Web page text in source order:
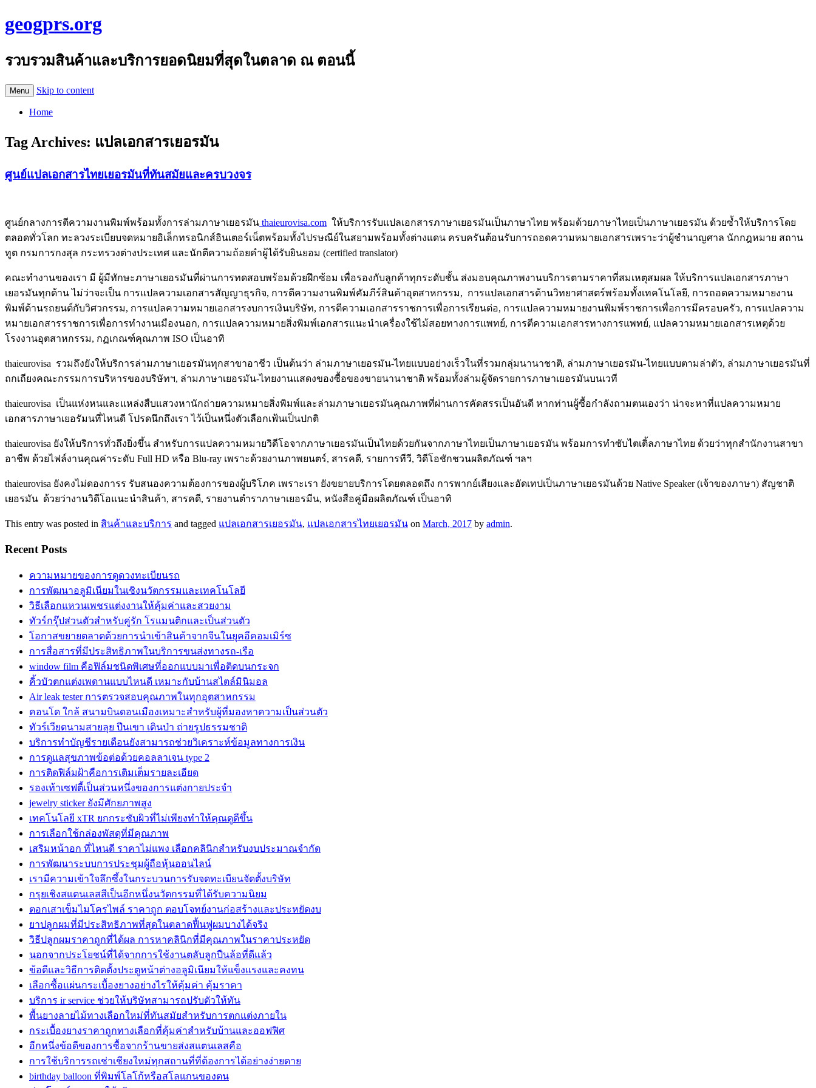
geogprs.org
รวบรวมสินค้าและบริการยอดนิยมที่สุดในตลาด ณ ตอนนี้
Menu Skip to content
Home
Tag Archives: แปลเอกสารเยอรมัน
ศูนย์แปลเอกสารไทยเยอรมันที่ทันสมัยและครบวงจร
ศูนย์กลางการตีความงานพิมพ์พร้อมทั้งการล่ามภาษาเยอรมัน thaieurovisa.com ให้บริการรับแปลเอกสารภาษาเยอรมันเป็นภาษาไทย พร้อมด้วยภาษาไทยเป็นภาษาเยอรมัน ด้วยซ้ำให้บริการโดย
ตลอดทั่วโลก ทะลวงระเบียบจดหมายอิเล็กทรอนิกส์อินเตอร์เน็ตพร้อมทั้งไปรษณีย์ในสยามพร้อมทั้งต่างแดน ครบครันต้อนรับการถอดความหมายเอกสารเพราะว่าผู้ชำนาญศาล นักกฎหมาย สถาน
ทูต กรมการกงสุล กระทรวงต่างประเทศ และนักตีความถ้อยคำผู้ได้รับยินยอม (certified translator)
คณะทำงานของเรา มี ผู้มีทักษะภาษาเยอรมันที่ผ่านการทดสอบพร้อมด้วยฝึกซ้อม เพื่อรองกับลูกค้าทุกระดับชั้น ส่งมอบคุณภาพงานบริการตามราคาที่สมเหตุสมผล ให้บริการแปลเอกสารภาษา
เยอรมันทุกด้าน ไม่ว่าจะเป็น การแปลความเอกสารสัญญาธุรกิจ, การตีความงานพิมพ์คัมภีร์สินค้าอุตสาหกรรม, การแปลเอกสารด้านวิทยาศาสตร์พร้อมทั้งเทคโนโลยี, การถอดความหมายงาน
พิมพ์ด้านรถยนต์กับวิศวกรรม, การแปลความหมายเอกสารงบการเงินบริษัท, การตีความเอกสารราชการเพื่อการเรียนต่อ, การแปลความหมายงานพิมพ์ราชการเพื่อการมีครอบครัว, การแปลความ
หมายเอกสารราชการเพื่อการทำงานเมืองนอก, การแปลความหมายสิ่งพิมพ์เอกสารแนะนำเครื่องใช้ไม้สอยทางการแพทย์, การตีความเอกสารทางการแพทย์, แปลความหมายเอกสารเหตุด้วย
โรงงานอุตสาหกรรม, กฏเกณฑ์คุณภาพ ISO เป็นอาทิ
thaieurovisa รวมถึงยังให้บริการล่ามภาษาเยอรมันทุกสาขาอาชีว เป็นต้นว่า ล่ามภาษาเยอรมัน-ไทยแบบอย่างเร็วในที่รวมกลุ่มนานาชาติ, ล่ามภาษาเยอรมัน-ไทยแบบตามล่าตัว, ล่ามภาษาเยอรมันที่
ถกเถียงคณะกรรมการบริหารของบริษัทฯ, ล่ามภาษาเยอรมัน-ไทยงานแสดงของซื้อของขายนานาชาติ พร้อมทั้งล่ามผู้จัดรายการภาษาเยอรมันบนเวที
thaieurovisa เป็นแห่งหนและแหล่งสืบแสวงหานักถ่ายความหมายสิ่งพิมพ์และล่ามภาษาเยอรมันคุณภาพที่ผ่านการคัดสรรเป็นอันดี หากท่านผู้ซื้อกำลังถามตนเองว่า น่าจะหาที่แปลความหมาย
เอกสารภาษาเยอรัมนที่ไหนดี โปรดนึกถึงเรา ไว้เป็นหนึ่งตัวเลือกเฟ้นเป็นปกติ
thaieurovisa ยังให้บริการทั่วถึงยิ่งขึ้น สำหรับการแปลความหมายวิดีโอจากภาษาเยอรมันเป็นไทยด้วยกันจากภาษาไทยเป็นภาษาเยอรมัน พร้อมการทำซับไตเติ้ลภาษาไทย ด้วยว่าทุกสำนักงานสาขา
อาชีพ ด้วยไฟล์งานคุณค่าระดับ Full HD หรือ Blu-ray เพราะด้วยงานภาพยนตร์, สารคดี, รายการทีวี, วิดีโอชักชวนผลิตภัณฑ์ ฯลฯ
thaieurovisa ยังคงไม่ดองการร รับสนองความต้องการของผู้บริโภค เพราะเรา ยังขยายบริการโดยตลอดถึง การพากย์เสียงและอัดเทปเป็นภาษาเยอรมันด้วย Native Speaker (เจ้าของภาษา) สัญชาติ
เยอรมัน ด้วยว่างานวิดีโอแนะนำสินค้า, สารคดี, รายงานตำราภาษาเยอรมีน, หนังสือคู่มือผลิตภัณฑ์ เป็นอาทิ
This entry was posted in สินค้าและบริการ and tagged แปลเอกสารเยอรมัน, แปลเอกสารไทยเยอรมัน on March, 2017 by admin.
Recent Posts
ความหมายของการดูดวงทะเบียนรถ
การพัฒนาอลูมิเนียมในเชิงนวัตกรรมและเทคโนโลยี
วิธีเลือกแหวนเพชรแต่งงานให้คุ้มค่าและสวยงาม
ทัวร์กรุ๊ปส่วนตัวสำหรับคู่รัก โรแมนติกและเป็นส่วนตัว
โอกาสขยายตลาดด้วยการนำเข้าสินค้าจากจีนในยุคอีคอมเมิร์ซ
การสื่อสารที่มีประสิทธิภาพในบริการขนส่งทางรถ-เรือ
window film คือฟิล์มชนิดพิเศษที่ออกแบบมาเพื่อติดบนกระจก
คิ้วบัวตกแต่งเพดานแบบไหนดี เหมาะกับบ้านสไตล์มินิมอล
Air leak tester การตรวจสอบคุณภาพในทุกอุตสาหกรรม
คอนโด ใกล้ สนามบินดอนเมืองเหมาะสำหรับผู้ที่มองหาความเป็นส่วนตัว
ทัวร์เวียดนามสายลุย ปีนเขา เดินป่า ถ่ายรูปธรรมชาติ
บริการทำบัญชีรายเดือนยังสามารถช่วยวิเคราะห์ข้อมูลทางการเงิน
การดูแลสุขภาพข้อต่อด้วยคอลลาเจน type 2
การติดฟิล์มฝ้าคือการเติมเต็มรายละเอียด
รองเท้าเซฟตี้เป็นส่วนหนึ่งของการแต่งกายประจำ
jewelry sticker ยังมีศักยภาพสูง
เทคโนโลยี xTR ยกกระชับผิวที่ไม่เพียงทำให้คุณดูดีขึ้น
การเลือกใช้กล่องพัสดุที่มีคุณภาพ
เสริมหน้าอก ที่ไหนดี ราคาไม่แพง เลือกคลินิกสำหรับงบประมาณจำกัด
การพัฒนาระบบการประชุมผู้ถือหุ้นออนไลน์
เรามีความเข้าใจลึกซึ้งในกระบวนการรับจดทะเบียนจัดตั้งบริษัท
กรุยเชิงสแตนเลสสีเป็นอีกหนึ่งนวัตกรรมที่ได้รับความนิยม
ตอกเสาเข็มไมโครไพล์ ราคาถูก ตอบโจทย์งานก่อสร้างและประหยัดงบ
ยาปลูกผมที่มีประสิทธิภาพที่สุดในตลาดฟื้นฟูผมบางได้จริง
วิธีปลูกผมราคาถูกที่ได้ผล การหาคลินิกที่มีคุณภาพในราคาประหยัด
นอกจากประโยชน์ที่ได้จากการใช้งานตลับลูกปืนล้อที่ดีแล้ว
ข้อดีและวิธีการติดตั้งประตูหน้าต่างอลูมิเนียมให้แข็งแรงและคงทน
เลือกซื้อแผ่นกระเบื้องยางอย่างไรให้คุ้มค่า คุ้มราคา
บริการ ir service ช่วยให้บริษัทสามารถปรับตัวให้ทัน
พื้นยางลายไม้ทางเลือกใหม่ที่ทันสมัยสำหรับการตกแต่งภายใน
กระเบื้องยางราคาถูกทางเลือกที่คุ้มค่าสำหรับบ้านและออฟฟิศ
อีกหนึ่งข้อดีของการซื้อจากร้านขายส่งสแตนเลสคือ
การใช้บริการรถเช่าเชียงใหม่ทุกสถานที่ที่ต้องการได้อย่างง่ายดาย
birthday balloon ที่พิมพ์โลโก้หรือสโลแกนของตน